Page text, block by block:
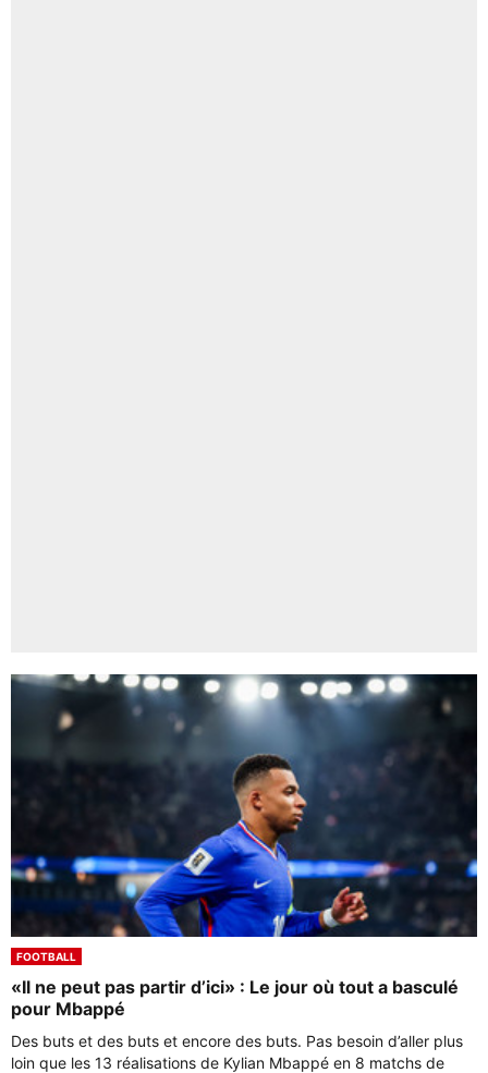
FOOTBALL
«Il ne peut pas partir d’ici» : Le jour où tout a basculé
pour Mbappé
Des buts et des buts et encore des buts. Pas besoin d’aller plus
loin que les 13 réalisations de Kylian Mbappé en 8 matchs de